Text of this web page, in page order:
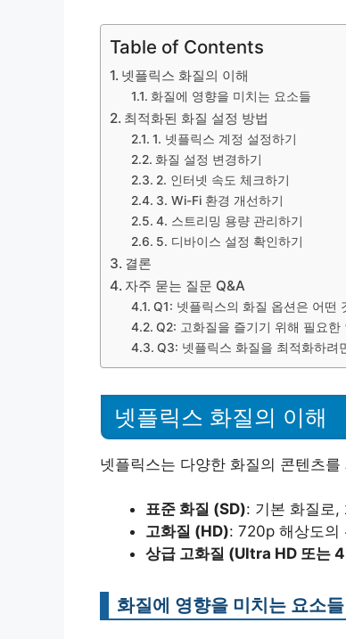
Table of Contents
넷플릭스 화질의 이해
화질에 영향을 미치는 요소들
최적화된 화질 설정 방법
1. 넷플릭스 계정 설정하기
화질 설정 변경하기
2. 인터넷 속도 체크하기
3. Wi-Fi 환경 개선하기
4. 스트리밍 용량 관리하기
5. 디바이스 설정 확인하기
결론
자주 묻는 질문 Q&A
Q1: 넷플릭스의 화질 옵션은 어떤
Q2: 고화질을 즐기기 위해 필요한
Q3: 넷플릭스 화질을 최적화하려
넷플릭스 화질의 이해
넷플릭스는 다양한 화질의 콘텐츠
표준 화질 (SD): 기본 화질로,
고화질 (HD): 720p 해상도의
상급 고화질 (Ultra HD 또는
화질에 영향을 미치는 요소들